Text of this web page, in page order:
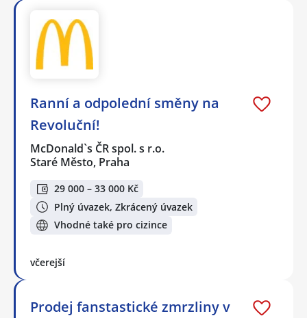
Ranní a odpolední směny na
Revoluční!
McDonald`s ČR spol. s r.o.
Staré Město, Praha
29 000 – 33 000 Kč
Plný úvazek, Zkrácený úvazek
Vhodné také pro cizince
včerejší
Prodej fanstastické zmrzliny v